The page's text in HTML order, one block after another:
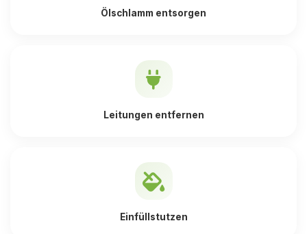
Ölschlamm entsorgen
Leitungen entfernen
Einfüllstutzen